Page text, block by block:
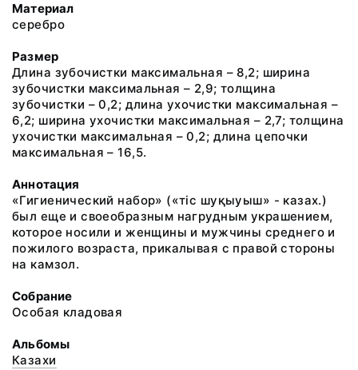
Материал
серебро
Размер
Длина зубочистки максимальная – 8,2; ширина
зубочистки максимальная – 2,9; толщина
зубочистки – 0,2; длина ухочистки максимальная –
6,2; ширина ухочистки максимальная – 2,7; толщина
ухочистки максимальная – 0,2; длина цепочки
максимальная – 16,5.
Аннотация
«Гигиенический набор» («тiс шуқыуыш» - казах.)
был еще и своеобразным нагрудным украшением,
которое носили и женщины и мужчины среднего и
пожилого возраста, прикалывая с правой стороны
на камзол.
Собрание
Особая кладовая
Альбомы
Казахи